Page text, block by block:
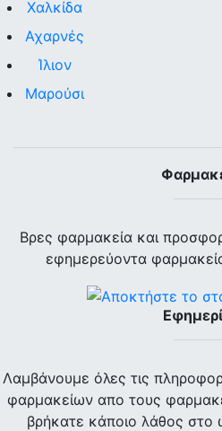
Χαλκίδα
Αχαρνές
Ίλιον
Μαρούσι
Βρες φαρμακεία και
εφημερεύοντα
Λαμβάνουμε όλες τις
φαρμακείων απο τους
βρήκατε κάποιο λάθος στο